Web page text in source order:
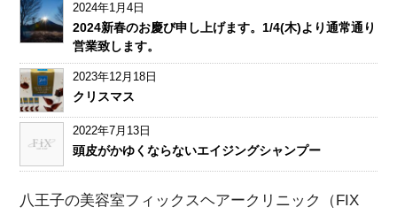
2024年1月4日
2024新春のお慶び申し上げます。1/4(木)より通常通り
営業致します。
2023年12月18日
クリスマス
2022年7月13日
頭皮がかゆくならないエイジングシャンプー
八王子の美容室フィックスヘアークリニック（FIX